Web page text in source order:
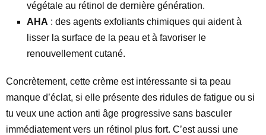
végétale au rétinol de dernière génération.
AHA : des agents exfoliants chimiques qui aident à
lisser la surface de la peau et à favoriser le
renouvellement cutané.
Concrètement, cette crème est intéressante si ta peau
manque d’éclat, si elle présente des ridules de fatigue ou si
tu veux une action anti âge progressive sans basculer
immédiatement vers un rétinol plus fort. C’est aussi une